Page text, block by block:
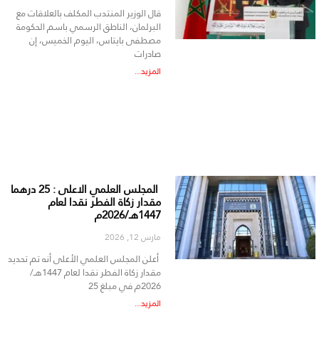
قال الوزير المنتدب المكلف بالعلاقات مع
البرلمان، الناطق الرسمي باسم الحكومة
مصطفى بايتاس، اليوم الخميس، إن
صادرات
المزيد...
المجلس العلمي الاعلى : 25 درهما
مقدار زكاة الفطر نقدا لعام
1447هـ/2026م
مارس 12, 2026
أعلن المجلس العلمي الأعلى أنه تم تحديد
مقدار زكاة الفطر نقدا لعام 1447هـ/
2026م في مبلغ 25
المزيد...